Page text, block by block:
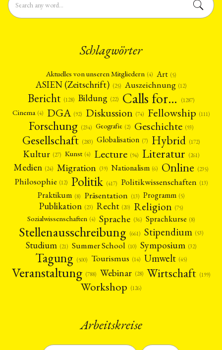
Schlagwörter
Aktuelles von unseren Mitgliedern (4) Art (5)
ASIEN (Zeitschrift) (25) Auszeichnung (12)
Bericht (128) Bildung (22) Calls for… (1287)
Cinema (4) DGA (92) Diskussion (74) Fellowship (111)
Forschung (234) Geografie (2) Geschichte (93)
Gesellschaft (283) Globalisation (7) Hybrid (172)
Kultur (27) Kunst (4) Lecture (94) Literatur (261)
Medien (24) Migration (39) Nationalism (6) Online (235)
Philosophie (12) Politik (417) Politikwissenschaften (13)
Praktikum (8) Präsentation (13) Programm (5)
Publikation (23) Recht (20) Religion (75)
Sozialwissenschaften (4) Sprache (36) Sprachkurse (8)
Stellenausschreibung (661) Stipendium (53)
Studium (21) Summer School (10) Symposium (32)
Tagung (500) Tourismus (14) Umwelt (45)
Veranstaltung (788) Webinar (28) Wirtschaft (199)
Workshop (126)
Arbeitskreise